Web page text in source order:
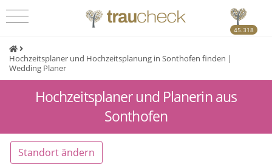
45.318
Hochzeitsplaner und Hochzeitsplanung in Sonthofen finden |
Wedding Planer
Hochzeitsplaner und Planerin aus
Sonthofen
Standort ändern